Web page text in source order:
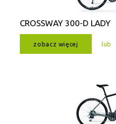
CROSSWAY 300-D LADY
zobacz więcej lub